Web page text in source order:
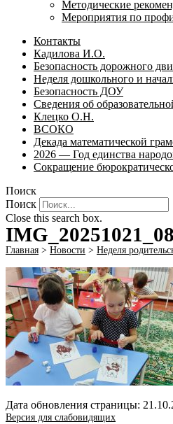
Методические
Мероприятия по
Контакты
Кадилова И.О.
Безопасность дорожного
Неделя дошкольного и
Безопасность ДОУ
Сведения об
Клецко О.Н.
ВСОКО
Декада математической
2026 — Год единства
Сокращение
Поиск
Поиск
Close this search box.
Главная > Новости > Неделя
Дата обновления страницы:
Версия для слабовидящих